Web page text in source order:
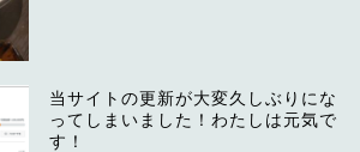
当サイトの更新が大変久しぶりにな
ってしまいました！わたしは元気で
す！